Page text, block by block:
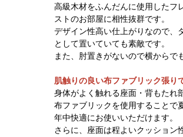
高級木材をふんだんに使用したフ
ストのお部屋に相性抜群です。
デザイン性高い仕上がりなので、
として置いていても素敵です。
また、肘置きがないので横からで
肌触りの良い布ファブリック張り
身体がよく触れる座面・背もたれ
布ファブリックを使用することで
年中快適にお使いいただけます。
さらに、座面は程よいクッション